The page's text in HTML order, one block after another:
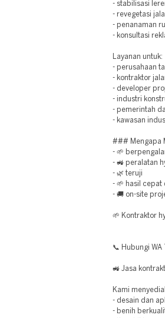
- stabilisasi
- revegetasi
- penanaman
- konsultasi
Layanan untuk:
- perusahaan
- kontraktor
- developer
- industri
- pemerintah
- kawasan
### Mengapa
- 🌱
- 🚜 peralatan
- 🌿 teruji
- 🌱 hasil cepat
- 🚚 on-site
🌱 Kontraktor
📞 Hubungi
🚜 Jasa
Kami
- desain dan
- benih